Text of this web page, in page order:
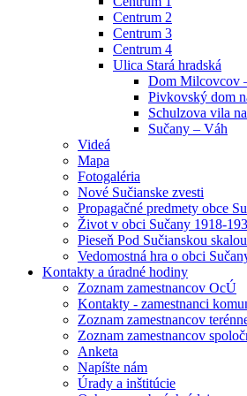
Centrum 2
Centrum 3
Centrum 4
Ulica Stará hradská
Dom Milcovcov
Pivkovský dom
Schulzova vila
Sučany – Váh
Videá
Mapa
Fotogaléria
Nové Sučianske zvesti
Propagačné predmety obce
Život v obci Sučany 1918-
Pieseň Pod Sučianskou skalou
Vedomostná hra o obci
Kontakty a úradné hodiny
Zoznam zamestnancov OcÚ
Kontakty - zamestnanci
Zoznam zamestnancov
Zoznam zamestnancov
Anketa
Napíšte nám
Úrady a inštitúcie